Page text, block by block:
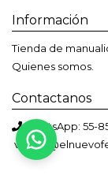
Información
Tienda de
Quienes somos.
Contactanos
WhatsApp: 55-
Solemos